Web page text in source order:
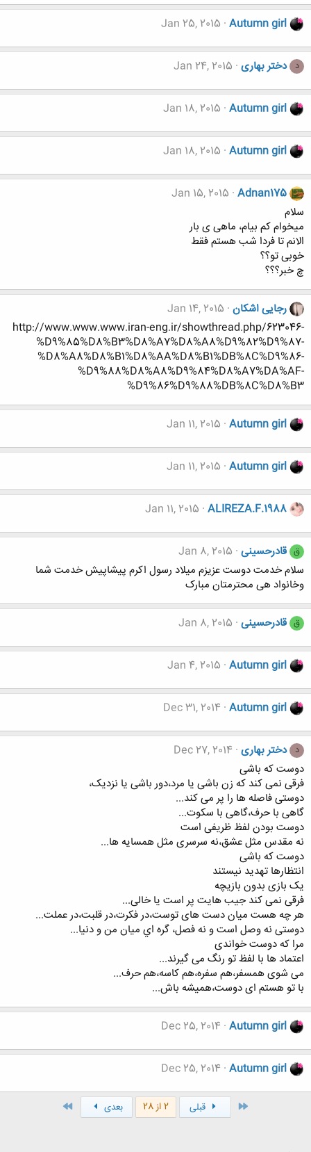
Autumn girl
Jan 25, 2015
د دختر بهاری Jan 24, 2015
Autumn girl
Jan 18, 2015
Autumn girl
Jan 18, 2015
Adnan175
Jan 15, 2015
سلام
میخوام کم بیام، ماهی ی بار
الانم تا فردا شب هستم فقط
خوبی تو؟؟
چ خبر؟؟؟
رجایی اشکان Jan 14, 2015
http://www.www.www.iran-eng.ir/showthread.php/623046-
%D9%85%D8%B3%D8%A7%D8%A8%D9%82%D9%87-
%D8%A8%D8%B1%D8%AA%D8%B1%DB%8C%D9%86-
%D9%88%D8%A8%D9%84%D8%A7%DA%AF-
%D9%86%D9%88%DB%8C%D8%B3
Autumn girl
Jan 11, 2015
Autumn girl
Jan 11, 2015
ALIREZA.F.1988
Jan 11, 2015
ق قادرحسینی Jan 8, 2015
سلام خدمت دوست عزیزم میلاد رسول اکرم پیشاپیش خدمت شما
وخانواد هی محترمتان مبارک
ق قادرحسینی Jan 8, 2015
Autumn girl
Jan 4, 2015
Autumn girl
Dec 31, 2014
د دختر بهاری Dec 27, 2014
دوست ﮐﻪ ﺑﺎﺷﯽ
ﻓﺮﻗﯽ ﻧﻤﯽ ﮐﻨﺪ ﮐﻪ ﺯﻥ ﺑﺎﺷﯽ ﯾﺎ ﻣﺮﺩ،ﺩﻭﺭ ﺑﺎﺷﯽ ﯾﺎ ﻧﺰﺩﯾﮏ،
دوستی ﻓﺎﺻﻠﻪ ﻫﺎ ﺭﺍ ﭘﺮ ﻣﯽ ﮐﻨﺪ...
ﮔﺎﻫﯽ ﺑﺎ ﺣﺮﻑ،ﮔﺎﻫﯽ ﺑﺎ ﺳﮑﻮﺕ...
دوست ﺑﻮﺩﻥ ﻟﻔﻆ ظریفی است
ﻧﻪ ﻣﻘﺪﺱ ﻣﺜﻞ ﻋﺸﻖ،ﻧﻪ ﺳﺮﺳﺮﯼ ﻣﺜﻞ ﻫﻤﺴﺎﯾﻪ ها...
دوست ﮐﻪ ﺑﺎﺷﯽ
ﺍﻧﺘﻈﺎﺭﻫﺎ ﺗﻬﺪﯾﺪ ﻧﯿﺴﺘﻨﺪ
ﯾﮏ ﺑﺎﺯﯼ ﺑﺪﻭﻥ ﺑﺎﺯﯾﭽﻪ
ﻓﺮﻗﯽ ﻧﻤﯽ ﮐﻨﺪ ﺟﯿﺐ ﻫﺎﯾﺖ ﭘﺮ ﺍﺳﺖ ﯾﺎ ﺧﺎﻟﯽ...
ﻫﺮ ﭼﻪ ﻫﺴﺖ ﻣﯿﺎﻥ ﺩﺳﺖ ﻫﺎﯼ ﺗﻮﺳﺖ،ﺩﺭ ﻓﮑﺮﺕ،ﺩﺭ ﻗﻠﺒﺖ،ﺩﺭ ﻋﻤﻠﺖ...
دوستی ﻧﻪ ﻭﺻﻞ ﺍﺳﺖ ﻭ ﻧﻪ ﻓﺼﻞ، ﮔﺮه اي ﻣﯿﺎﻥ ﻣﻦ ﻭ ﺩﻧﯿﺎ...
ﻣﺮﺍ ﮐﻪ دوست ﺧﻮﺍﻧﺪﯼ
ﺍﻋﺘﻤﺎﺩ ﻫﺎ ﺑﺎ ﻟﻔﻆ ﺗﻮ ﺭﻧﮓ ﻣﯽ ﮔﯿﺮﻧﺪ...
ﻣﯽ ﺷﻮﯼ ﻫﻤﺴﻔﺮ،ﻫﻢ ﺳﻔﺮﻩ،ﻫﻢ ﮐﺎﺳﻪ،ﻫﻢ ﺣﺮﻑ...
با تو هستم ای دوست،همیشه باش...
Autumn girl
Dec 25, 2014
Autumn girl
Dec 25, 2014
اول قبلی 2 از 28 بعدی